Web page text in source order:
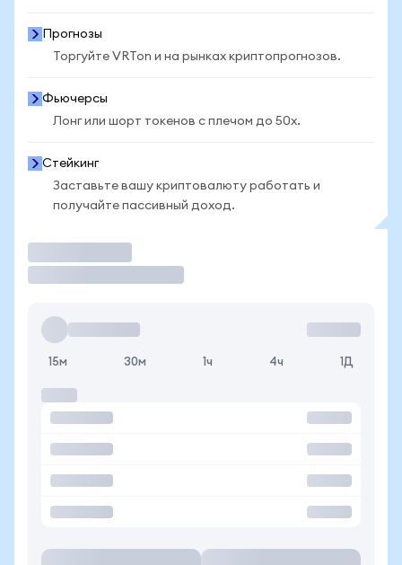
Прогнозы
Торгуйте VRTon и на рынках криптопрогнозов.
Фьючерсы
Лонг или шорт токенов с плечом до 50x.
Стейкинг
Заставьте вашу криптовалюту работать и
получайте пассивный доход.
15м 30м 1ч 4ч 1Д